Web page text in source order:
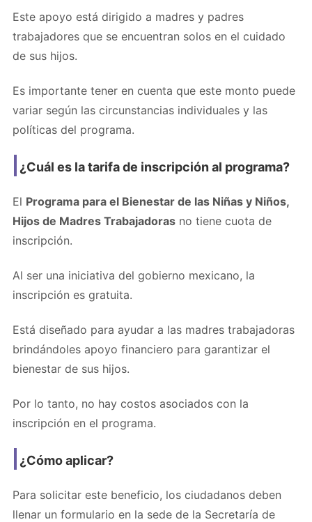
Este apoyo está dirigido a madres y padres
trabajadores que se encuentran solos en el cuidado
de sus hijos.
Es importante tener en cuenta que este monto puede
variar según las circunstancias individuales y las
políticas del programa.
¿Cuál es la tarifa de inscripción al programa?
El Programa para el Bienestar de las Niñas y Niños,
Hijos de Madres Trabajadoras no tiene cuota de
inscripción.
Al ser una iniciativa del gobierno mexicano, la
inscripción es gratuita.
Está diseñado para ayudar a las madres trabajadoras
brindándoles apoyo financiero para garantizar el
bienestar de sus hijos.
Por lo tanto, no hay costos asociados con la
inscripción en el programa.
¿Cómo aplicar?
Para solicitar este beneficio, los ciudadanos deben
llenar un formulario en la sede de la Secretaría de